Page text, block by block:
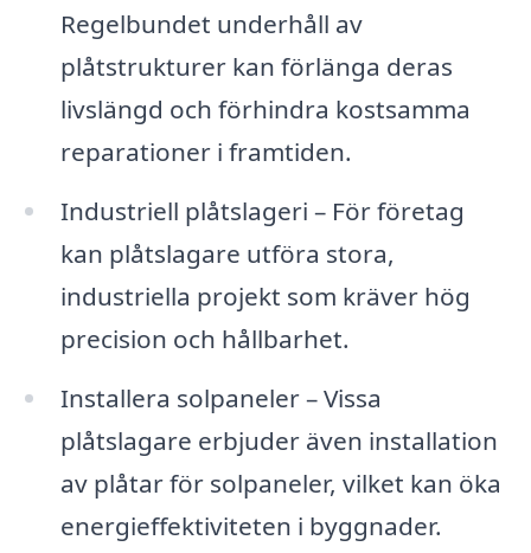
Regelbundet underhåll av
plåtstrukturer kan förlänga deras
livslängd och förhindra kostsamma
reparationer i framtiden.
Industriell plåtslageri – För företag
kan plåtslagare utföra stora,
industriella projekt som kräver hög
precision och hållbarhet.
Installera solpaneler – Vissa
plåtslagare erbjuder även installation
av plåtar för solpaneler, vilket kan öka
energieffektiviteten i byggnader.